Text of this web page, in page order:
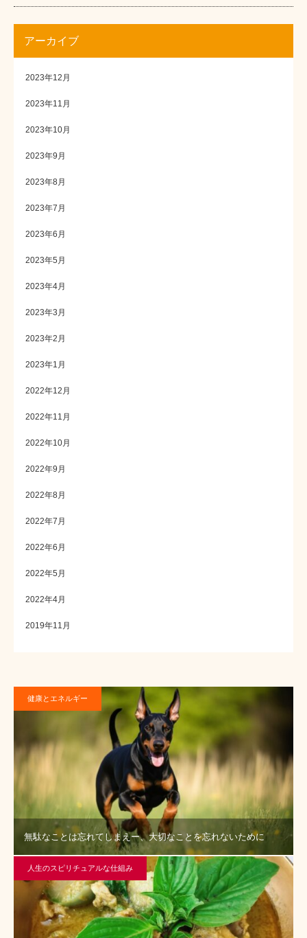
アーカイブ
2023年12月
2023年11月
2023年10月
2023年9月
2023年8月
2023年7月
2023年6月
2023年5月
2023年4月
2023年3月
2023年2月
2023年1月
2022年12月
2022年11月
2022年10月
2022年9月
2022年8月
2022年7月
2022年6月
2022年5月
2022年4月
2019年11月
健康とエネルギー
無駄なことは忘れてしまえー、大切なことを忘れないために
人生のスピリチュアルな仕組み